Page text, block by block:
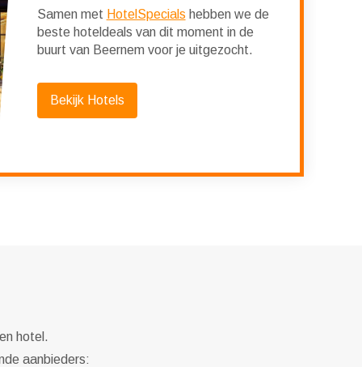
Samen met HotelSpecials hebben we de
beste hoteldeals van dit moment in de
buurt van Beernem voor je uitgezocht.
Bekijk Hotels
hotel.
aanbieders: